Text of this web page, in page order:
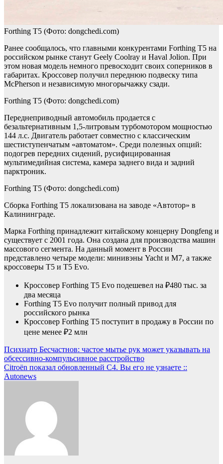
Forthing T5 (Фото: dongchedi.com)
Ранее сообщалось, что главными конкурентами Forthing T5 на
российском рынке станут Geely Coolray и Haval Jolion. При
этом новая модель немного превосходит своих соперников в
габаритах. Кроссовер получил переднюю подвеску типа
McPherson и независимую многорычажку сзади.
Forthing T5 (Фото: dongchedi.com)
Переднеприводный автомобиль продается с
безальтернативным 1,5-литровым турбомотором мощностью
144 л.с. Двигатель работает совместно с классическим
шестиступенчатым «автоматом». Среди полезных опций:
подогрев передних сидений, русифицированная
мультимедийная система, камера заднего вида и задний
парктроник.
Forthing T5 (Фото: dongchedi.com)
Сборка Forthing T5 локализована на заводе «Автотор» в
Калининграде.
Марка Forthing принадлежит китайскому концерну Dongfeng и
существует с 2001 года. Она создана для производства машин
массового сегмента. На данный момент в России
представлено четыре модели: минивэны Yacht и M7, а также
кроссоверы T5 и T5 Evo.
Кроссовер Forthing T5 Evo подешевел на ₽480 тыс. за
два месяца
Forthing T5 Evo получит полный привод для
российского рынка
Кроссовер Forthing T5 поступит в продажу в России по
цене менее ₽2 млн
Навигация
по
записям
Психиатр Бесчастнов: частое мытье рук может указывать на
обсессивно-компульсивное расстройство
Citroën показал обновленный C4. Вы его не узнаете ::
Autonews